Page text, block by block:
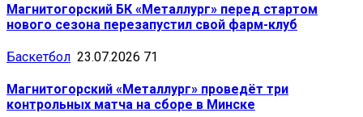
Магнитогорский БК «Металлург» перед стартом
нового сезона перезапустил свой фарм-клуб
Баскетбол 23.07.2026 71
Магнитогорский «Металлург» проведёт три
контрольных матча на сборе в Минске